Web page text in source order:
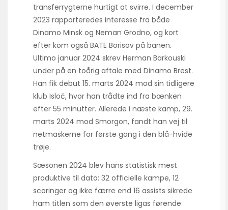
transferrygterne hurtigt at svirre. I december
2023 rapporteredes interesse fra både
Dinamo Minsk og Neman Grodno, og kort
efter kom også BATE Borisov på banen.
Ultimo januar 2024 skrev Herman Barkouski
under på en toårig aftale med Dinamo Brest.
Han fik debut 15. marts 2024 mod sin tidligere
klub Isloč, hvor han trådte ind fra bænken
efter 55 minutter. Allerede i næste kamp, 29.
marts 2024 mod Smorgon, fandt han vej til
netmaskerne for første gang i den blå-hvide
trøje.
Sæsonen 2024 blev hans statistisk mest
produktive til dato: 32 officielle kampe, 12
scoringer og ikke færre end 16 assists sikrede
ham titlen som den øverste ligas førende